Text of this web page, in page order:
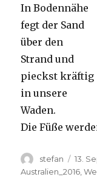
In Bodennähe
fegt der Sand
über den
Strand und
pieckst kräftig
in unsere
Waden.
Die Füße
Autor
stefan
am
13.
Australien_2016 ,